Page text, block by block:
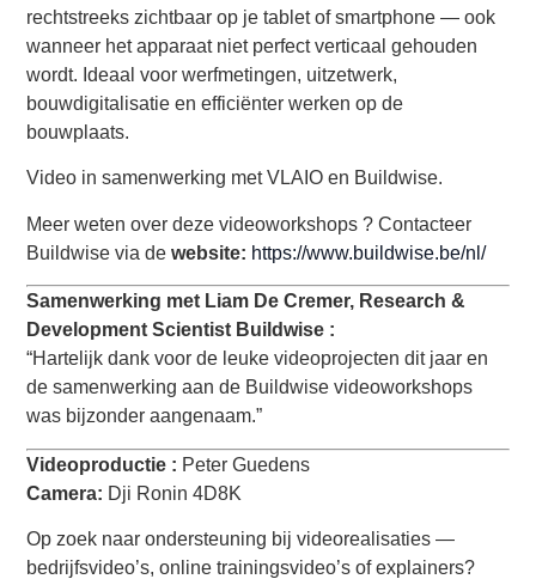
rechtstreeks zichtbaar op je tablet of smartphone — ook
wanneer het apparaat niet perfect verticaal gehouden
wordt. Ideaal voor werfmetingen, uitzetwerk,
bouwdigitalisatie en efficiënter werken op de
bouwplaats.
Video in samenwerking met VLAIO en Buildwise.
Meer weten over deze videoworkshops ? Contacteer
Buildwise via dewebsite: https://www.buildwise.be/nl/
Samenwerking met Liam De Cremer, Research &
Development Scientist Buildwise :
“Hartelijk dank voor de leuke videoprojecten dit jaar en
de samenwerking aan de Buildwise videoworkshops
was bijzonder aangenaam.”
Videoproductie : Peter Guedens
Camera: Dji Ronin 4D8K
Op zoek naar ondersteuning bij videorealisaties —
bedrijfsvideo’s, online trainingsvideo’s of explainers?